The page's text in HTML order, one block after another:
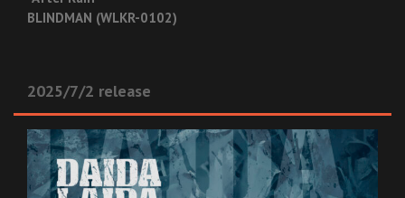
BLINDMAN (WLKR-0102)
2025/7/2 release